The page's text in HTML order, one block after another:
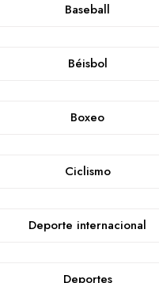
Baseball
Béisbol
Boxeo
Ciclismo
Deporte internacional
Deportes